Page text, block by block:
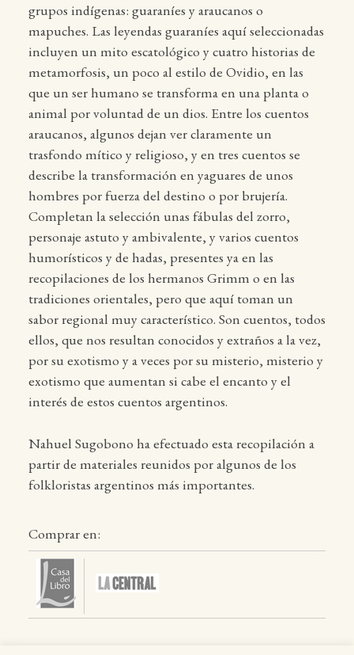
grupos indígenas: guaraníes y araucanos o
mapuches. Las leyendas guaraníes aquí seleccionadas
incluyen un mito escatológico y cuatro historias de
metamorfosis, un poco al estilo de Ovidio, en las
que un ser humano se transforma en una planta o
animal por voluntad de un dios. Entre los cuentos
araucanos, algunos dejan ver claramente un
trasfondo mítico y religioso, y en tres cuentos se
describe la transformación en yaguares de unos
hombres por fuerza del destino o por brujería.
Completan la selección unas fábulas del zorro,
personaje astuto y ambivalente, y varios cuentos
humorísticos y de hadas, presentes ya en las
recopilaciones de los hermanos Grimm o en las
tradiciones orientales, pero que aquí toman un
sabor regional muy característico. Son cuentos, todos
ellos, que nos resultan conocidos y extraños a la vez,
por su exotismo y a veces por su misterio, misterio y
exotismo que aumentan si cabe el encanto y el
interés de estos cuentos argentinos.
Nahuel Sugobono ha efectuado esta recopilación a
partir de materiales reunidos por algunos de los
folkloristas argentinos más importantes.
Comprar en: